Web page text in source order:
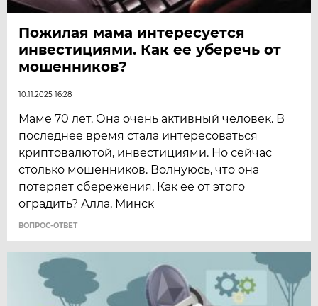
Пожилая мама интересуется
инвестициями. Как ее уберечь от
мошенников?
10.11.2025 16:28
Маме 70 лет. Она очень активный человек. В
последнее время стала интересоваться
криптовалютой, инвестициями. Но сейчас
столько мошенников. Волнуюсь, что она
потеряет сбережения. Как ее от этого
оградить? Алла, Минск
ВОПРОС-ОТВЕТ